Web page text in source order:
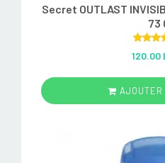
Secret OUTLAST
73
out
120.00
AJOUTER